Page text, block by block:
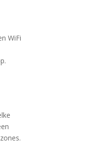
WiFi